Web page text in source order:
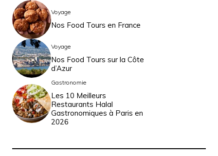
Voyage
Nos Food Tours en France
Voyage
Nos Food Tours sur la Côte
d’Azur
Gastronomie
Les 10 Meilleurs
Restaurants Halal
Gastronomiques à Paris en
2026